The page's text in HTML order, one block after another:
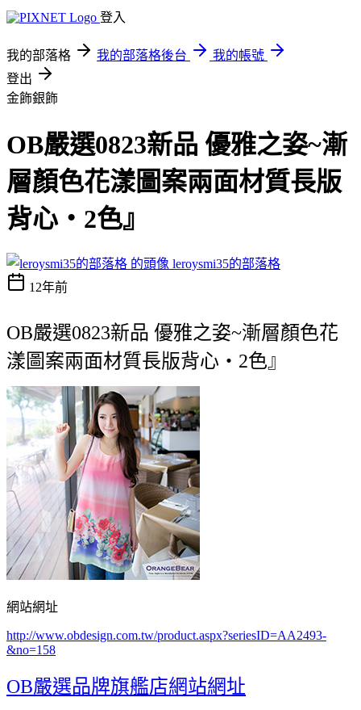
登入
我的部落格 我的部落格後台
我的帳號
登出
金飾銀飾
OB嚴選0823新品 優雅之姿~漸
層顏色花漾圖案兩面材質長版
背心‧2色』
leroysmi35的部落格
12年前
OB嚴選0823新品 優雅之姿~漸層顏色花
漾圖案兩面材質長版背心‧2色』
網站網址
http://www.obdesign.com.tw/product.aspx?seriesID=AA2493-
&no=158
OB嚴選品牌旗艦店網站網址